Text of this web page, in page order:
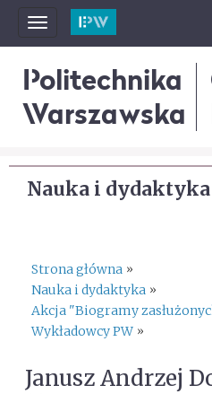
Toggle
navigation
Politechnika
Warszawska
Nauka i dydaktyka
Strona główna »
Nauka i dydaktyka »
Akcja "Biogramy
Wykładowcy PW »
Janusz Andrzej